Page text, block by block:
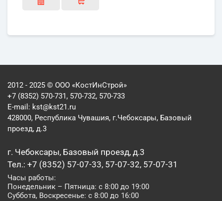
2012 - 2025 © ООО «КостИнСтрой»
+7 (8352) 570-731, 570-732, 570-733
E-mail: kst@kst21.ru
428000, Республика Чувашия, г.Чебоксары, Базовый
проезд, д.3
г. Чебоксары, Базовый проезд, д.3
Тел.: +7 (8352) 57-07-33, 57-07-32, 57-07-31
Часы работы:
Понедельник – Пятница: с 8:00 до 19:00
Суббота, Воскресенье: с 8:00 до 16:00